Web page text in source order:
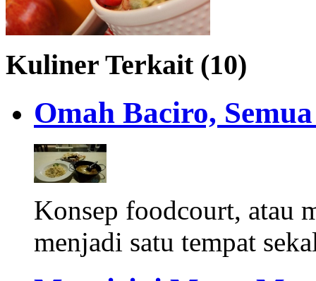
Kuliner Terkait (10)
Omah Baciro,
Konsep foodcourt, atau
menjadi satu tempat